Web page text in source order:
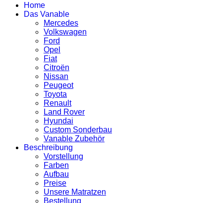
Home
Das Vanable
Mercedes
Volkswagen
Ford
Opel
Fiat
Citroën
Nissan
Peugeot
Toyota
Renault
Land Rover
Hyundai
Custom Sonderbau
Vanable Zubehör
Beschreibung
Vorstellung
Farben
Aufbau
Preise
Unsere Matratzen
Bestellung